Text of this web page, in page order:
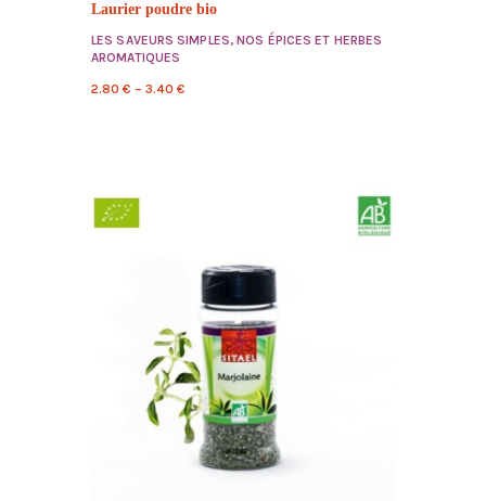
Laurier poudre bio
LES SAVEURS SIMPLES,NOS ÉPICES ET HERBES
AROMATIQUES
2.80 € – 3.40 €